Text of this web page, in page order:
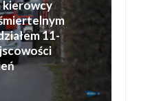
kierowcy
11-